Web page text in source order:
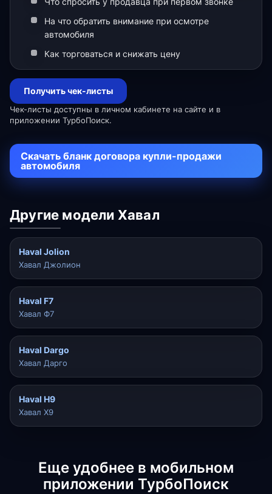
На что обратить внимание при осмотре
автомобиля
Как торговаться и снижать цену
Получить чек-листы
Чек-листы доступны в личном кабинете на сайте и в
приложении ТурбоПоиск.
Скачать бланк договора купли-продажи
автомобиля
Другие модели Хавал
Haval Jolion
Хавал Джолион
Haval F7
Хавал Ф7
Haval Dargo
Хавал Дарго
Haval H9
Хавал Х9
Еще удобнее в мобильном
приложении ТурбоПоиск